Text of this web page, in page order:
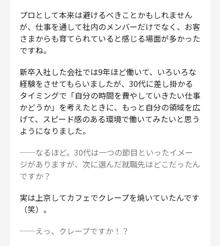
プロとして本来は避けるべきことかもしれません
が、仕事を通して社内のメンバーだけでなく、お客
さまからも育てられていると感じる場面が多かった
ですね。
新卒入社した会社では9年ほど働いて、いろいろな
経験をさせてもらいましたが、30代に差し掛かる
タイミングで「自分の時間を費やしていきたい仕事
かどうか」を考えたときに、もっと自分の領域を広
げて、スピード感のある環境で働いてみたいと思う
ようになりました。
──なるほど。30代は一つの節目といったイメー
ジがありますが、次に選んだ就職先はどこだったん
ですか？
実は上京してカフェでクレープを焼いていたんです
（笑）。
──えっ、クレープですか！？